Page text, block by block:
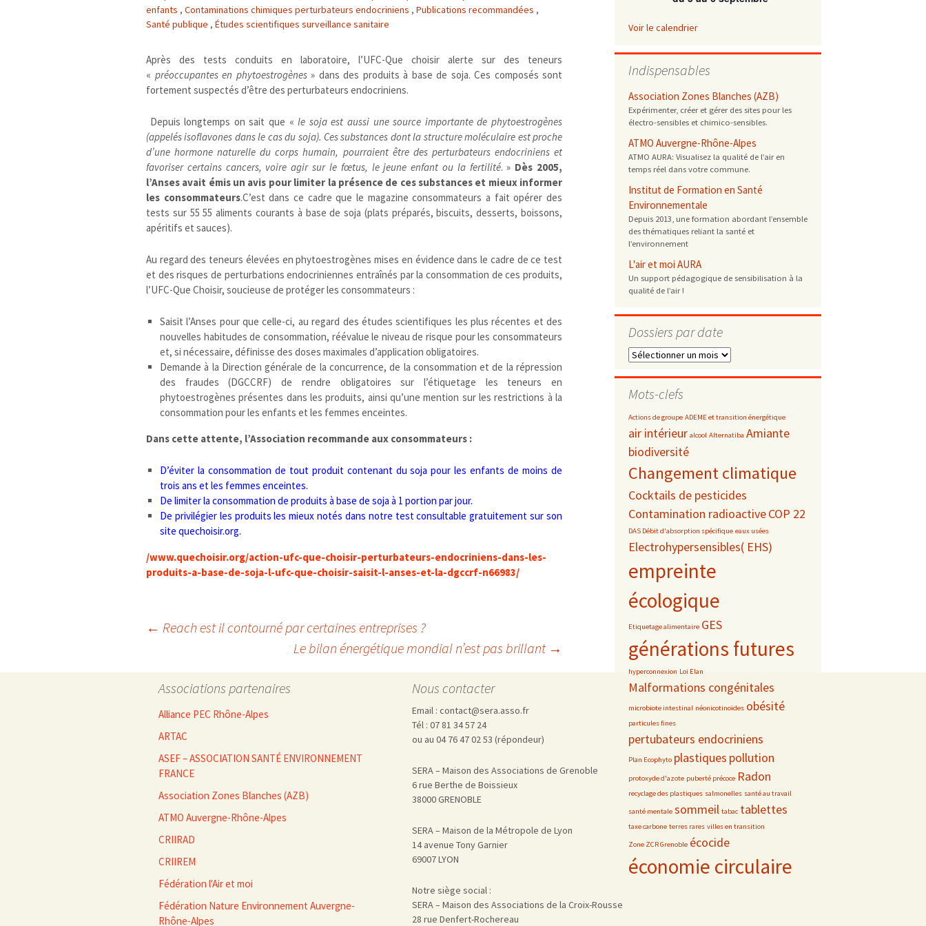
emballages
modes de conservation et de cuisson
positionnement citoyen / ONG
Biodiversité
Contamination infectieuse
Contaminations chimiques
cancérigène / mutagène / reprotoxique
perturbateurs endocriniens
PFAS
recyclage
traitements
Décisions politiques et juridiques
européenne
internationale
nationale
mers et océans
superficielles et souterraines
Énergies
fossiles
renouvelables / transition énergétique
Environnement numérique
Études scientifiques
épidémiologique
rapport économique
toxicologique
Jurisprudence
Modes de comportement
offre de soins
Petite enfance
dispositifs de santé, vaccins
Population à risque
adolescents
exposition professionnelle
femmes enceintes / enfants
Personnes agées
Publications recommandées
Rayonnements
ionisants
non ionisants, ondes
électromagnétiques (THT, téléphonie
réglementaire
Santé publique
Technologies
écrans / jeux vidéos
Transports
enfants , Contaminations chimiques perturbateurs endocriniens , Publications recommandées ,
Santé publique , Études scientifiques surveillance sanitaire
Après des tests conduits en laboratoire, l’UFC-Que choisir alerte sur des teneurs
« préoccupantes en phytoestrogènes» dans des produits à base de soja. Ces composés sont
fortement suspectés d’être des perturbateurs endocriniens.
Depuis longtemps on sait que «le soja est aussi une source importante de phytoestrogènes
(appelés isoflavones dans le cas du soja). Ces substances dont la structure moléculaire est proche
d’une hormone naturelle du corps humain, pourraient être des perturbateurs endocriniens et
favoriser certains cancers, voire agir sur le fœtus, le jeune enfant ou la fertilité. » Dès 2005,
l’Anses avait émis un avis pour limiter la présence de ces substances et mieux informer
les consommateurs.C’est dans ce cadre que le magazine consommateurs a fait opérer des
tests sur 55 55 aliments courants à base de soja (plats préparés, biscuits, desserts, boissons,
apéritifs et sauces).
Au regard des teneurs élevées en phytoestrogènes mises en évidence dans le cadre de ce test
et des risques de perturbations endocriniennes entraînés par la consommation de ces produits,
l’UFC-Que Choisir, soucieuse de protéger les consommateurs :
Saisit l’Anses pour que celle-ci, au regard des études scientifiques les plus récentes et des
nouvelles habitudes de consommation, réévalue le niveau de risque pour les consommateurs
et, si nécessaire, définisse des doses maximales d’application obligatoires.
Demande à la Direction générale de la concurrence, de la consommation et de la répression
des fraudes (DGCCRF) de rendre obligatoires sur l’étiquetage les teneurs en
phytoestrogènes présentes dans les produits, ainsi qu’une mention sur les restrictions à la
consommation pour les enfants et les femmes enceintes.
Dans cette attente, l’Association recommande aux consommateurs :
D’éviter la consommation de tout produit contenant du soja pour les enfants de moins de
trois ans et les femmes enceintes.
De limiter la consommation de produits à base de soja à 1 portion par jour.
De privilégier les produits les mieux notés dans notre test consultable gratuitement sur son
site quechoisir.org.
/www.quechoisir.org/action-ufc-que-choisir-perturbateurs-endocriniens-dans-les-
produits-a-base-de-soja-l-ufc-que-choisir-saisit-l-anses-et-la-dgccrf-n66983/
Navigation
des
← Reach est il contourné par certaines entreprises ?
Le bilan énergétique mondial n’est pas brillant →
Voir le calendrier
Indispensables
Association Zones Blanches (AZB)
Expérimenter, créer et gérer des sites pour les
électro-sensibles et chimico-sensibles.
ATMO Auvergne-Rhône-Alpes
ATMO AURA: Visualisez la qualité de l’air en
temps réel dans votre commune.
Institut de Formation en Santé
Environnementale
Depuis 2013, une formation abordant l’ensemble
des thématiques reliant la santé et
l’environnement
L'air et moi AURA
Un support pédagogique de sensibilisation à la
qualité de l’air !
Dossiers par date
Dossiers
date
Mots-clefs
Actions de groupe ADEME et transition énergétique
air intérieur alcool Alternatiba Amiante
biodiversité
Changement climatique
Cocktails de pesticides
Contamination radioactiveCOP 22
DAS Débit d'absorption spécifique eaux usées
Electrohypersensibles( EHS)
empreinte
écologique
Etiquetage alimentaire GES
générations futures
hyperconnexion Loi Elan
Malformations congénitales
microbiote intestinal néonicotinoïdes obésité
particules fines
pertubateurs endocriniens
Plan Ecophyto plastiques pollution
protoxyde d'azote puberté précoce Radon
recyclage des plastiques salmonelles santé au travail
santé mentale sommeil tabac tablettes
taxe carbone terres rares villes en transition
Zone ZCR Grenoble écocide
économie circulaire
Associations partenaires
Alliance PEC Rhône-Alpes
ARTAC
ASEF – ASSOCIATION SANTÉ ENVIRONNEMENT
FRANCE
Association Zones Blanches (AZB)
ATMO Auvergne-Rhône-Alpes
CRIIRAD
CRIIREM
Fédération l'Air et moi
Fédération Nature Environnement Auvergne-
Rhône-Alpes
Nous contacter
Email : contact@sera.asso.fr
Tél : 07 81 34 57 24
ou au 04 76 47 02 53 (répondeur)
SERA – Maison des Associations de Grenoble
6 rue Berthe de Boissieux
38000 GRENOBLE
SERA – Maison de la Métropole de Lyon
14 avenue Tony Garnier
69007 LYON
Notre siège social :
SERA – Maison des Associations de la Croix-Rousse
28 rue Denfert-Rochereau